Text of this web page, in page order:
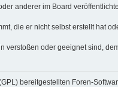
anderer im Board
die er nicht selbst erstellt hat
oder geeignet sind,
bereitgestellten Foren-